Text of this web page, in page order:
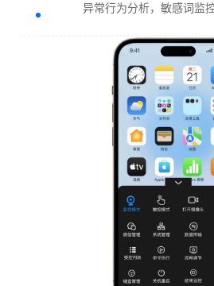
异常行为分析，敏感词监